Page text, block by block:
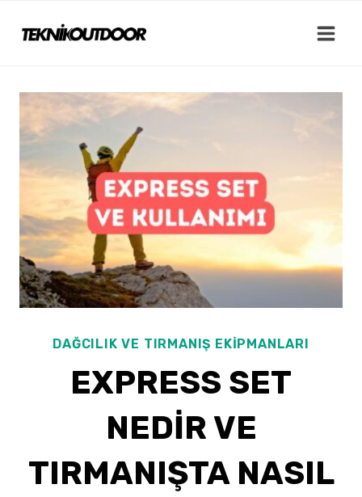
DAĞCILIK VE TIRMANIŞ EKIPMANLARI
EXPRESS SET
NEDIR VE
TIRMANIŞTA NASIL